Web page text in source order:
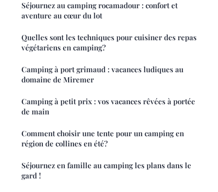
Séjournez au camping rocamadour : confort et
aventure au cœur du lot
Quelles sont les techniques pour cuisiner des repas
végétariens en camping?
Camping à port grimaud : vacances ludiques au
domaine de Miremer
Camping à petit prix : vos vacances rêvées à portée
de main
Comment choisir une tente pour un camping en
région de collines en été?
Séjournez en famille au camping les plans dans le
gard !